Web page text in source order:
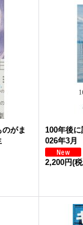
がま
100年後
026年3月
2,200円(